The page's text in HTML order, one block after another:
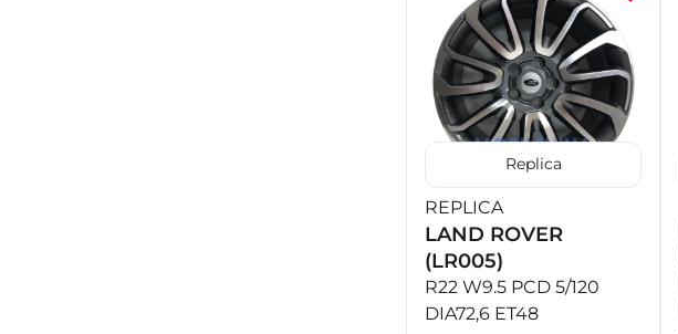
Replica
REPLICA
LAND ROVER
(LR005)
R22 W9.5 PCD 5/120
DIA72,6 ET48